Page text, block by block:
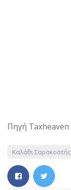
Πηγή Taxheaven
Καλάθι Σαρακοστής